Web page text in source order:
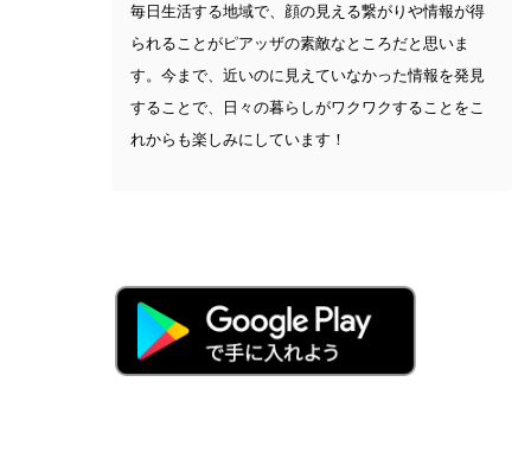
毎日生活する地域で、顔の見える繋がりや情報が得
られることがピアッザの素敵なところだと思いま
す。今まで、近いのに見えていなかった情報を発見
することで、日々の暮らしがワクワクすることをこ
れからも楽しみにしています！